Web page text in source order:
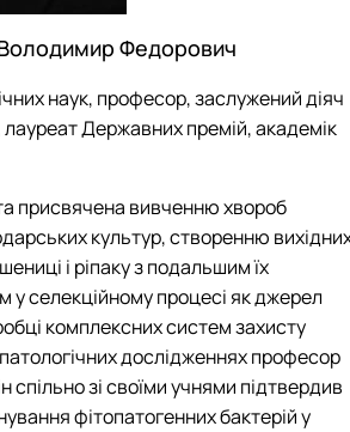
Федорович
наук, професор, заслужений діяч
лауреат Державних премій, академік
присвячена вивченню хвороб
культур, створенню
і ріпаку з подальшим їх
у селекційному процесі як джерел
комплексних систем захисту
дослідженнях професор
спільно зі своїми учнями підтвердив
фітопатогенних бактерій у